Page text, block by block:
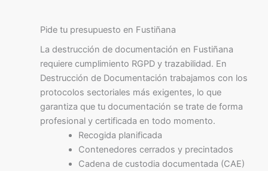
Pide tu presupuesto en Fustiñana
La destrucción de documentación en Fustiñana
requiere cumplimiento RGPD y trazabilidad. En
Destrucción de Documentación trabajamos con los
protocolos sectoriales más exigentes, lo que
garantiza que tu documentación se trate de forma
profesional y certificada en todo momento.
Recogida planificada
Contenedores cerrados y precintados
Cadena de custodia documentada (CAE)